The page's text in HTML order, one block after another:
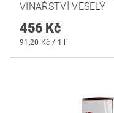
VINAŘSTVÍ VESELÝ
456 Kč
91,20 Kč / 1 l